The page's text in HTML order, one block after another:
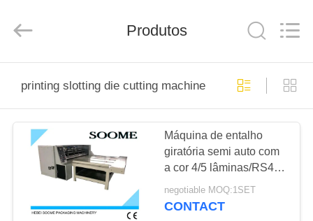
CASA
PRODUTOS
SOBRE
NÓS
MACHINERY
CO.,LTD.
Reserved.
Produtos
printing slotting die cutting machine
Máquina de entalho
giratória semi auto com
a cor 4/5 lâminas/RS4
personalizada
negotiable MOQ:1SET
CONTACT